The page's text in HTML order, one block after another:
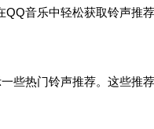
音乐中轻松获取铃声推
些热门铃声推荐。这些推